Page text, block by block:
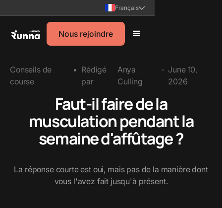
Français
Nous rejoindre
Conseils de
course
• Rédigé
par
Anya
Culling
- June 10,
2026
Faut-il faire de la
musculation pendant la
semaine d'affûtage ?
La réponse courte est oui, mais pas de la manière dont
vous l'avez fait jusqu'à présent.